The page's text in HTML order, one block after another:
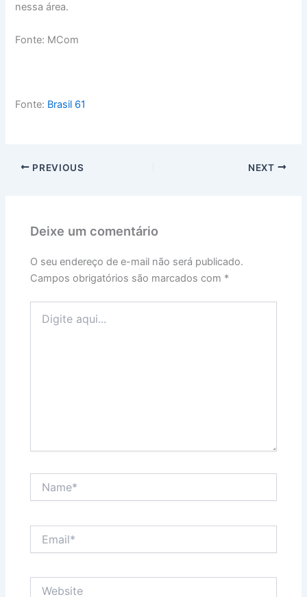
nessa área.
Fonte: MCom
Fonte: Brasil 61
PREVIOUS NEXT
Deixe um comentário
O seu endereço de e-mail não será publicado.
Campos obrigatórios são marcados com *
aqui...